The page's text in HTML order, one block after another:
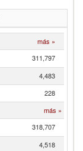
más »
311,797
4,483
228
más »
318,707
4,518